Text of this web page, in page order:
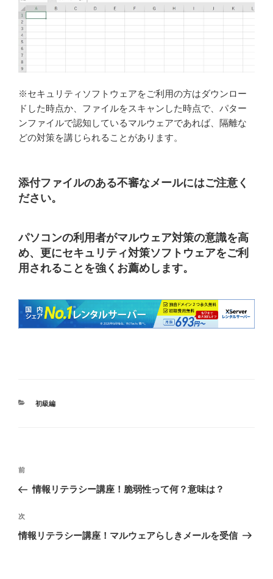
※セキュリティソフトウェアをご利用の方はダウンロー
ドした時点か、ファイルをスキャンした時点で、パター
ンファイルで認知しているマルウェアであれば、隔離な
どの対策を講じられることがあります。
添付ファイルのある不審なメールにはご注意く
ださい。
パソコンの利用者がマルウェア対策の意識を高
め、更にセキュリティ対策ソフトウェアをご利
用されることを強くお薦めします。
カ
初級編
投
ナ
ビ
ゲ
過
去
投
稿
前
情報リテラシー講座！脆弱性って何？意味は？
次
の
次
情報リテラシー講座！マルウェアらしきメールを受信